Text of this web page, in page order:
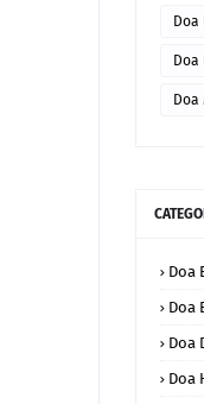
Doa
Doa
Doa
Doa
Doa
Doa